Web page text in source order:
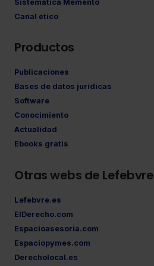
Sistemática Memento
Canal ético
Productos
Publicaciones
Bases de datos jurídicas
Software
Conocimiento
Actualidad
Ebooks gratis
Otras webs de Lefebvre
Lefebvre.es
ElDerecho.com
Espacioasesoria.com
Espaciopymes.com
Derecholocal.es